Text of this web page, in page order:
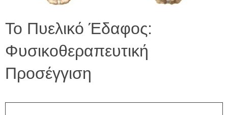
Το Πυελικό Έδαφος:
Φυσικοθεραπευτική
Προσέγγιση